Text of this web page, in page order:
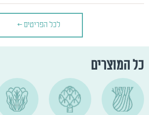
לכל הפריטים>
כל המוצרים